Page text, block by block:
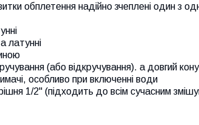
обплетення надійно зчеплені один з
латунні
(або відкручування). а довгий
особливо при включенні води
1/2" (підходить до всім сучасним